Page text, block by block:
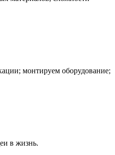
монтируем оборудование;
в жизнь.